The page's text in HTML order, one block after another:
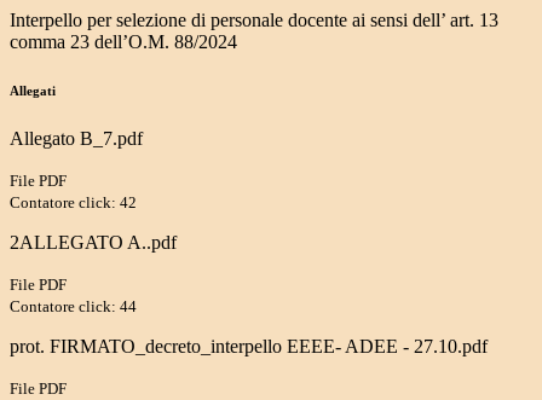
Interpello per selezione di personale docente ai sensi dell’ art. 13
comma 23 dell’O.M. 88/2024
Allegati
Allegato B_7.pdf
File PDF
Contatore click: 42
2ALLEGATO A..pdf
File PDF
Contatore click: 44
prot. FIRMATO_decreto_interpello EEEE- ADEE - 27.10.pdf
File PDF